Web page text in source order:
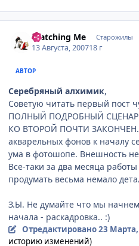
Watching Me Старожилы
13 Августа, 200718 г
АВТОР
Серебряный алхимик,
Советую читать первый пост
ПОЛНЫЙ ПОДРОБНЫЙ
КО ВТОРОЙ ПОЧТИ ЗАКОНЧЕН.
акварельных фонов к началу
ума в фотошопе. Внешность
Все-таки за два месяца
продумать весьма немало
З.Ы. Не думайте что мы
начала - раскадровка.. :)
Отредактировано23
историю изменений)